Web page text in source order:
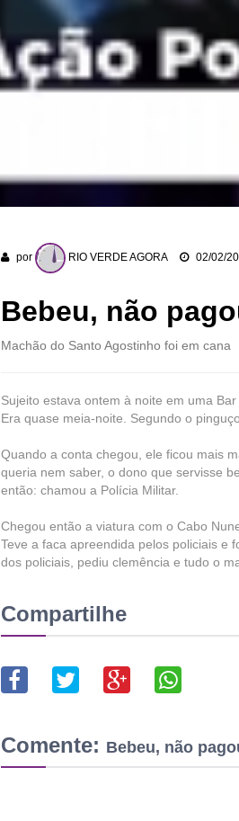
por RIO VERDE AGORA 02/02/
Bebeu, não
Machão do Santo Agostinho foi em cana
Sujeito estava ontem à noite em uma
Era quase meia-noite. Segundo o
Quando a conta chegou, ele ficou mais
queria nem saber, o dono que servisse
então: chamou a Polícia Militar.
Chegou então a viatura com o Cabo
Teve a faca apreendida pelos policiais e
dos policiais, pediu clemência e tudo o
Compartilhe
Comente: Bebeu, não